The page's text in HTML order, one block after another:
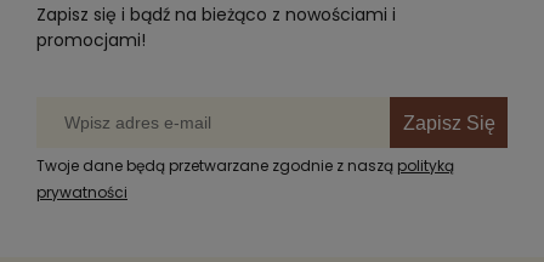
Zapisz się i bądź na bieżąco z nowościami i
promocjami!
Zapisz Się
Twoje dane będą przetwarzane zgodnie z naszą polityką
prywatności